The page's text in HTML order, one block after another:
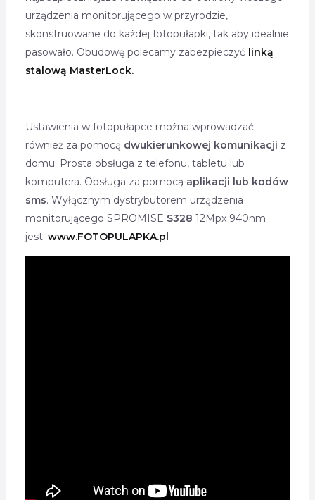
urządzenia monitorującego w przyrodzie,
skonstruowane do każdej fotopułapki, tak aby idealnie
pasowało. Obudowę polecamy zabezpieczyć linką
stalową MasterLock.
Ustawienia w fotopułapce można wprowadzać
również za pomocą dwukierunkowej komunikacji z
domu. Prosta obsługa z telefonu, tabletu lub
komputera. Obsługa za pomocą aplikacji lub kodów
sms. Wyłącznym dystrybutorem urządzenia
monitorującego SPROMISE S328 12Mpx 940nm
jest: www.FOTOPULAPKA.pl